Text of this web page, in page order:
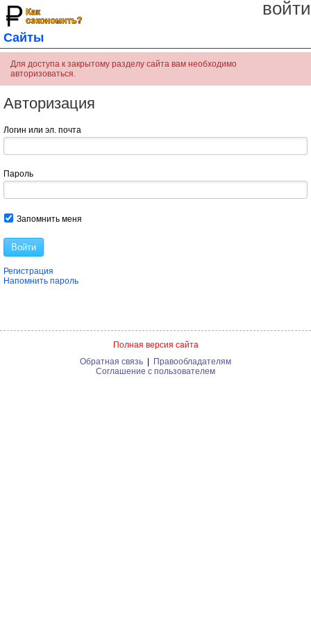
войти
Сайты
Для доступа к закрытому разделу сайта вам необходимо
авторизоваться.
Авторизация
Логин или эл. почта
Пароль
Запомнить меня
Войти
Регистрация
Напомнить пароль
Полная версия сайта
Обратная связь
Правообладателям
Соглашение с пользователем